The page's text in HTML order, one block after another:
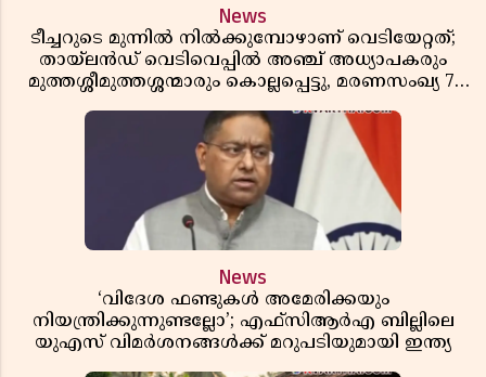
News
ടീച്ചറുടെ മുന്നിൽ നിൽക്കുമ്പോഴാണ് വെടിയേറ്റത്;
തായ്‌ലൻഡ് വെടിവെപ്പിൽ അഞ്ച് അധ്യാപകരും
മുത്തശ്ശീമുത്തശ്ശന്മാരും കൊല്ലപ്പെട്ടു, മരണസംഖ്യ 7;
News
‘വിദേശ ഫണ്ടുകൾ അമേരിക്കയും
നിയന്ത്രിക്കുന്നുണ്ടല്ലോ’; എഫ്സിആർഎ ബില്ലിലെ
യുഎസ് വിമർശനങ്ങൾക്ക് മറുപടിയുമായി ഇന്ത്യ